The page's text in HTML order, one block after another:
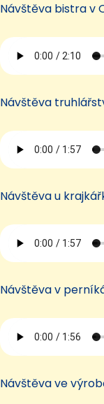
Návštěva bistra v
Návštěva
Návštěva u
Návštěva v
Návštěva ve